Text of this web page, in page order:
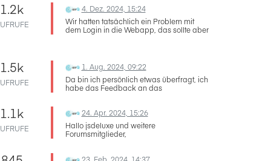
2025 probably.
So for you only the sd card option stays -
take ourt the sd card to copy historical
data.
1.2k
4. Dez. 2024, 15:24
Wir hatten tatsächlich ein Problem mit
dem Login in die Webapp, das sollte aber
1.5k
1. Aug. 2024, 09:22
Da bin ich persönlich etwas überfragt, ich
habe das Feedback an das
Lösung von@Michadir weiterhilft!
1.1k
24. Apr. 2024, 15:26
Hallo jsdeluxe und weitere
Forumsmitglieder,